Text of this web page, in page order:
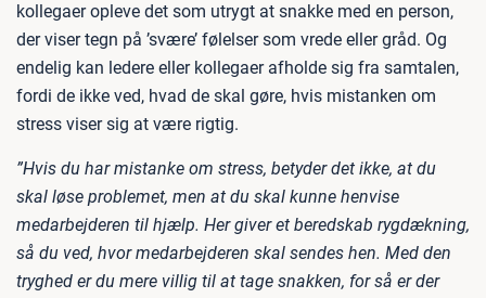
kollegaer opleve det som utrygt at snakke med en person,
der viser tegn på ’svære’ følelser som vrede eller gråd. Og
endelig kan ledere eller kollegaer afholde sig fra samtalen,
fordi de ikke ved, hvad de skal gøre, hvis mistanken om
stress viser sig at være rigtig.
”Hvis du har mistanke om stress, betyder det ikke, at du
skal løse problemet, men at du skal kunne henvise
medarbejderen til hjælp. Her giver et beredskab rygdækning,
så du ved, hvor medarbejderen skal sendes hen. Med den
tryghed er du mere villig til at tage snakken, for så er der